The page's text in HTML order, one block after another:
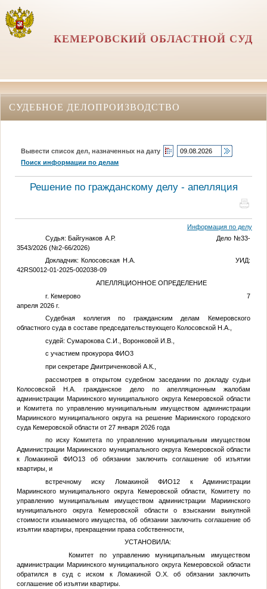
КЕМЕРОВСКИЙ ОБЛАСТНОЙ СУД
СУДЕБНОЕ ДЕЛОПРОИЗВОДСТВО
Вывести список дел, назначенных на дату
Поиск информации по делам
Решение по гражданскому делу - апелляция
Информация по делу
Судья: Байгунаков А.Р. Дело №33-
3543/2026 (№2-66/2026)
Докладчик: Колосовская Н.А. УИД:
42RS0012-01-2025-002038-09
АПЕЛЛЯЦИОННОЕ ОПРЕДЕЛЕНИЕ
г. Кемерово 7
апреля 2026 г.
Судебная коллегия по гражданским делам Кемеровского
областного суда в составе председательствующего Колосовской Н.А.,
судей: Сумарокова С.И., Воронковой И.В.,
с участием прокурора ФИО3
при секретаре Дмитриченковой А.К.,
рассмотрев в открытом судебном заседании по докладу судьи
Колосовской Н.А. гражданское дело по апелляционным жалобам
администрации Мариинского муниципального округа Кемеровской области
и Комитета по управлению муниципальным имуществом администрации
Мариинского муниципального округа на решение Мариинского городского
суда Кемеровской области от 27 января 2026 года
по иску Комитета по управлению муниципальным имуществом
Администрации Мариинского муниципального округа Кемеровской области
к Ломакиной ФИО13 об обязании заключить соглашение об изъятии
квартиры, и
встречному иску ЛомакинойФИО12 к Администрации
Мариинского муниципального округа Кемеровской области, Комитету по
управлению муниципальным имуществом администрации Мариинского
муниципального округа Кемеровской области о взыскании выкупной
стоимости изымаемого имущества, об обязании заключить соглашение об
изъятии квартиры, прекращении права собственности,
УСТАНОВИЛА:
Комитет по управлению муниципальным имуществом
администрации Мариинского муниципального округа Кемеровской области
обратился в суд с иском к Ломакиной О.Х. об обязании заключить
соглашение об изъятии квартиры.